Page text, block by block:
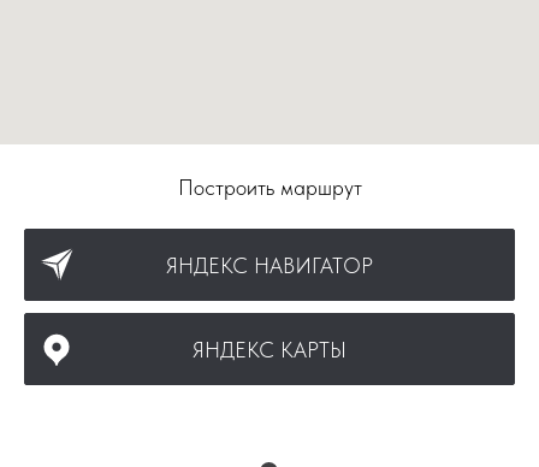
Построить маршрут
ЯНДЕКС НАВИГАТОР
ЯНДЕКС КАРТЫ